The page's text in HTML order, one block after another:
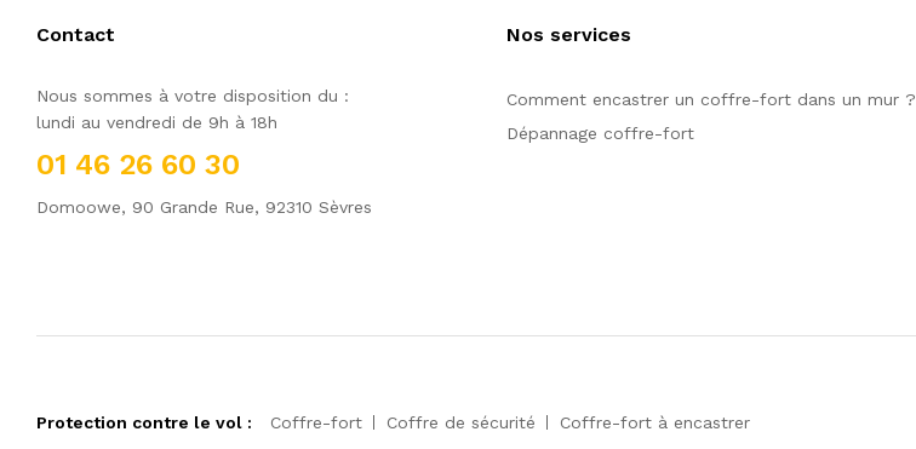
Contact
Nous sommes à votre disposition du :
lundi au vendredi de 9h à 18h
01 46 26 60 30
Domoowe, 90 Grande Rue, 92310 Sèvres
Nos services
Comment encastrer un coffre-fort dans un mur ?
Dépannage coffre-fort
Protection contre le vol : Coffre-fort Coffre de sécurité
Coffre-fort à encastrer